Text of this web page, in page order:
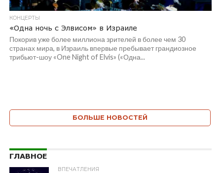
КОНЦЕРТЫ
«Одна ночь с Элвисом» в Израиле
Покорив уже более миллиона зрителей в более чем 30
странах мира, в Израиль впервые пребывает грандиозное
трибьют-шоу «One Night of Elvis» («Одна...
БОЛЬШЕ НОВОСТЕЙ
ГЛАВНОЕ
ВПЕЧАТЛЕНИЯ